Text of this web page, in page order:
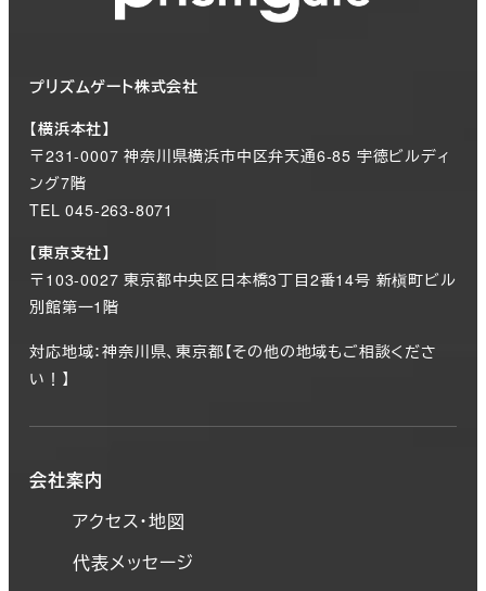
プリズムゲート株式会社
【横浜本社】
〒231-0007 神奈川県横浜市中区弁天通6-85 宇徳ビルディ
ング7階
TEL 045-263-8071
【東京支社】
〒103-0027 東京都中央区日本橋3丁目2番14号 新槇町ビル
別館第一1階
対応地域：神奈川県、東京都【その他の地域もご相談くださ
い！】
会社案内
アクセス・地図
代表メッセージ